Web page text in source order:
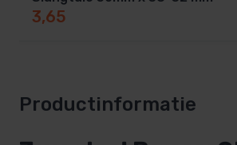
3,65
Productinformatie